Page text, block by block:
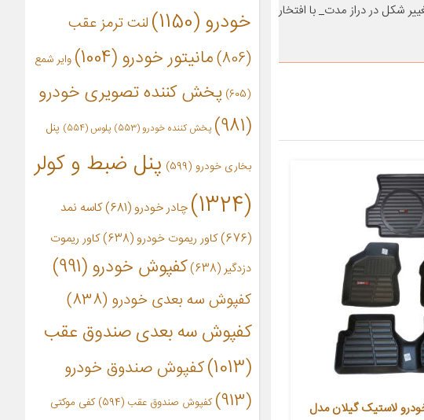
شکل در دراز مدت_ با افتخار
لاستیک گیلان مدل
خودرو(1150)
لنت ترمز عقب
(806)
مانیتور خودرو(1004)
وایر شمع
(605)
پخش کننده تصویری خودرو
(981)
پخش کننده خودرو(553) پلوس(554) پنل
بخاری خودرو (599)
پنل ضبط و کولر
(1324)
چادر خودرو (681)
کاسه نمد
(676)
کاور ریموت خودرو(638)
کاور ریموت
دزدگیر(638) کفپوش خودرو(991)
کفپوش سه بعدی خودرو (838)
کفپوش سه بعدی صندوق عقب
(1013)
کفپوش صندوق خودرو
(913)
کفپوش صندوق عقب (594) کفی موکتی